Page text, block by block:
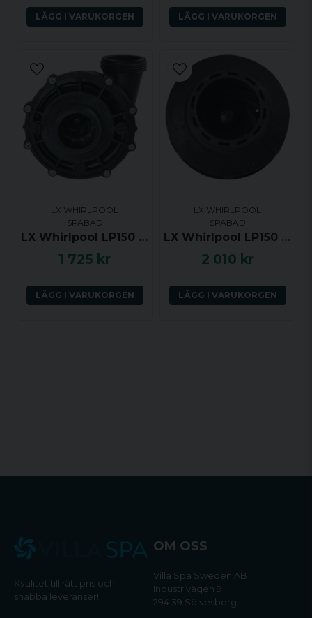
LÄGG I VARUKORGEN LÄGG I VARUKORGEN
LX WHIRLPOOL
SPABAD
LX Whirlpool LP150 Pumphus
1 725 kr
LÄGG I VARUKORGEN
LX WHIRLPOOL
SPABAD
LX Whirlpool LP150 Impeller
2 010 kr
LÄGG I VARUKORGEN
Kvalitet till rätt pris och
snabba leveranser!
OM OSS
Villa Spa Sweden AB
Industrivägen 9
294 39 Sölvesborg